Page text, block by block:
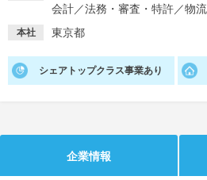
就活ノウハウ・サポート
就活支援
適職診断
あなたに合う仕事を診断！
会計／法務・審査・特許／物
本社 東京都
シェアトップクラス事業あり
企業情報